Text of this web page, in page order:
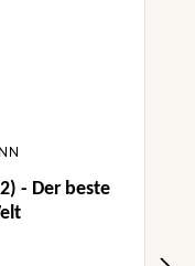
- Der beste